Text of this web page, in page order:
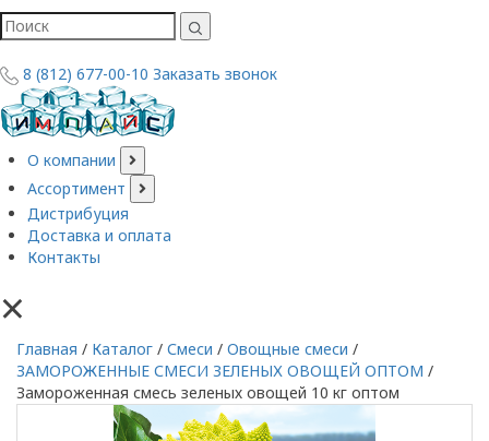
8 (812) 677-00-10 Заказать звонок
О компании
Ассортимент
Дистрибуция
Доставка и оплата
Контакты
×
Главная / Каталог / Смеси / Овощные смеси /
ЗАМОРОЖЕННЫЕ СМЕСИ ЗЕЛЕНЫХ ОВОЩЕЙ ОПТОМ /
Замороженная смесь зеленых овощей 10 кг оптом